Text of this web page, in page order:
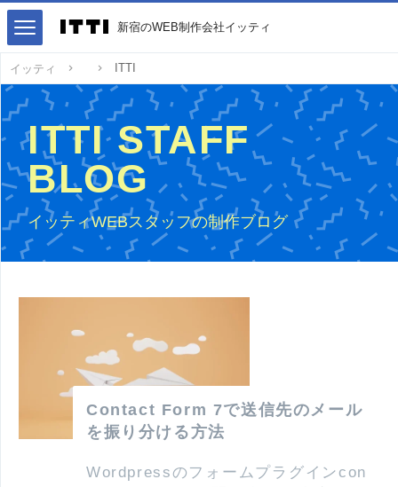
イッティ ITTI
ITTI STAFF
BLOG
イッティWEBスタッフの制作ブログ
Contact Form 7で送信先のメール
を振り分ける方法
Wordpressのフォームプラグインcon
新宿のWEB制作会社イッティ